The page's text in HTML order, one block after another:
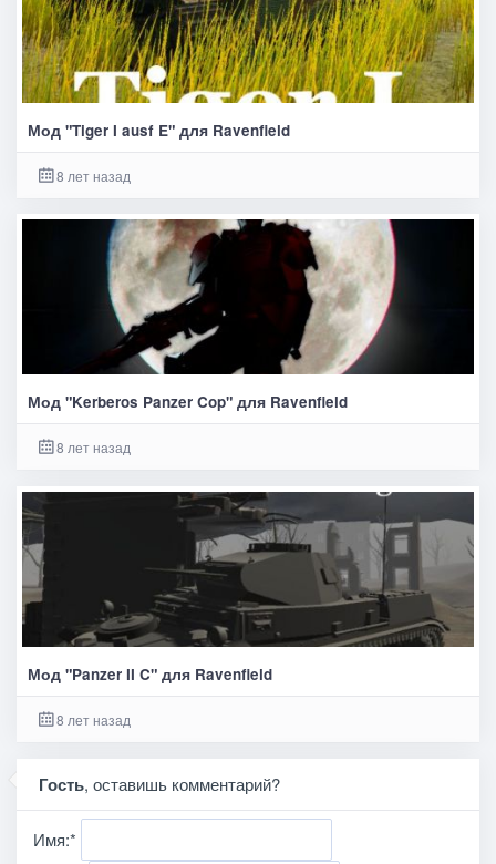
Мод "Tiger I ausf E" для Ravenfield
8 лет назад
Мод "Kerberos Panzer Cop" для Ravenfield
8 лет назад
Мод "Panzer II C" для Ravenfield
8 лет назад
Гость, оставишь комментарий?
Имя:*